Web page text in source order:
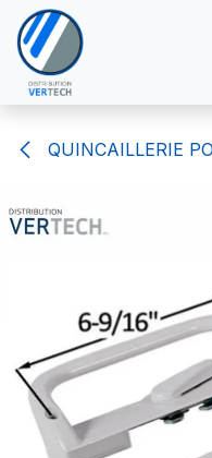
Se rendre au contenu
QUINCAILLERIE